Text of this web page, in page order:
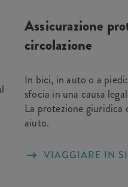
Assicurazione
circolazione
In bici, in auto o a
sfocia in una causa
La protezione giuridica
aiuto.
VIAGGIARE IN